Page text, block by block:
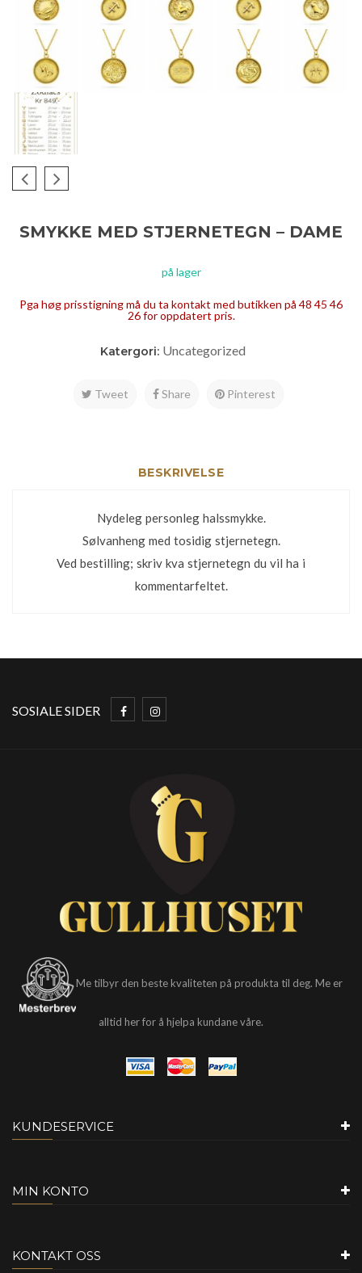
SMYKKE MED STJERNETEGN – DAME
på lager
Pga høg prisstigning må du ta kontakt med butikken på 48 45 46
26 for oppdatert pris.
Katergori: Uncategorized
Tweet Share Pinterest
BESKRIVELSE
Nydeleg personleg halssmykke.
Sølvanheng med tosidig stjernetegn.
Ved bestilling; skriv kva stjernetegn du vil ha i
kommentarfeltet.
SOSIALE SIDER
Me tilbyr den beste kvaliteten på produkta til deg. Me er
alltid her for å hjelpa kundane våre.
KUNDESERVICE
MIN KONTO
KONTAKT OSS